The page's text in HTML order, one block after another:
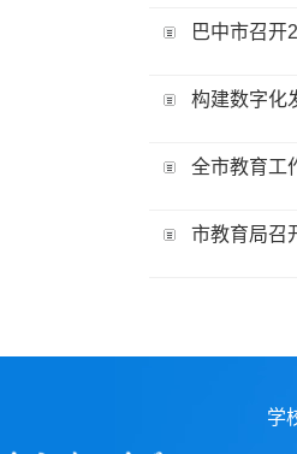
巴中市召开
构建数字化
全市教育工
市教育局召
学